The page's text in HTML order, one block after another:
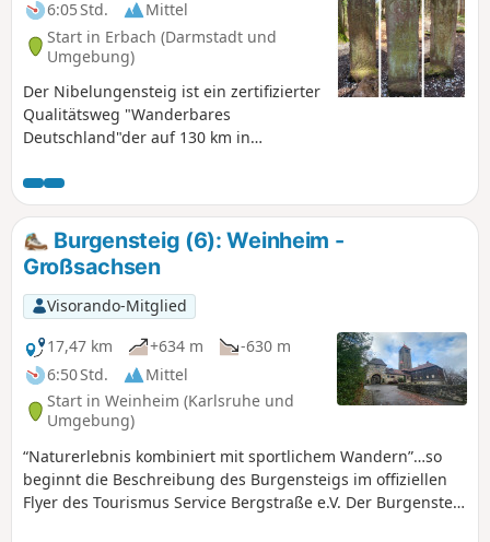
6:05 Std.
Mittel
Start in Erbach (Darmstadt und
Umgebung)
Der Nibelungensteig ist ein zertifizierter
Qualitätsweg "Wanderbares
Deutschland"der auf 130 km in
Etappen mit insgesamt mehr als 4.000
Höhenmetern von West nach Ost quer
durch den Odenwald und damit durch
drei Bundesländer (Hessen, Bayern,
Baden-Württemberg) führt. Unsere
Aufteilung unterscheidet sich von den
offiziellen Etappen. Wir haben teilweise
kürzere Touren gewählt, einige kurze
zusätzliche Meter gemacht und
teilweise an anderen Orten
übernachtet. Beachte bei der
Tourenplanung die Unterkunfts-,
Einkehr- und
Verpflegungsmöglichkeiten, die nicht
immer vorhanden sind.
Burgensteig (6): Weinheim -
Großsachsen
Visorando-Mitglied
17,47 km
+634 m
-630 m
6:50 Std.
Mittel
Start in Weinheim (Karlsruhe und
Umgebung)
“Naturerlebnis kombiniert mit sportlichem Wandern”…so
beginnt die Beschreibung des Burgensteigs im offiziellen
Flyer des Tourismus Service Bergstraße e.V. Der Burgensteig